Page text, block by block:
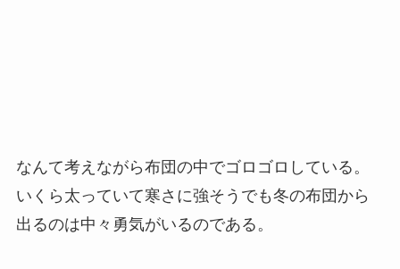
なんて考えながら布団の中でゴロゴロしている。
いくら太っていて寒さに強そうでも冬の布団から
出るのは中々勇気がいるのである。